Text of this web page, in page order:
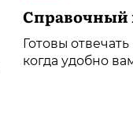
Справочный
Готовы
когда удобно